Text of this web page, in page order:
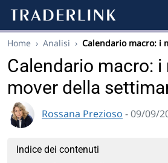
Home › Analisi › Calendario macro: i
Calendario macro: i
mover della
Rossana Prezioso - 09/09/
Indice dei contenuti